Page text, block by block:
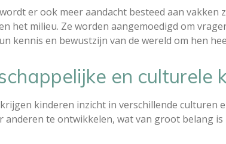
er ook meer aandacht besteed aan
het milieu. Ze worden aangemoedigd om
kennis en bewustzijn van de wereld om hen
en culturele
kinderen inzicht in verschillende culturen
anderen te ontwikkelen, wat van groot belang is